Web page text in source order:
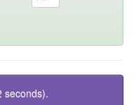
seconds).